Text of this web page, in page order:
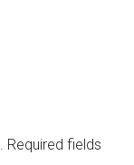
Required fields